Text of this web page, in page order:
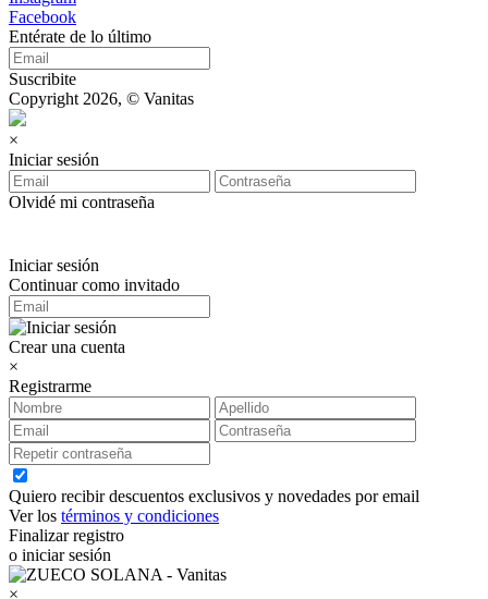
Facebook
Entérate de lo último
Suscribite
Copyright 2026, © Vanitas
×
Iniciar sesión
Olvidé mi contraseña
Iniciar sesión
Continuar como invitado
Crear una cuenta
×
Registrarme
Quiero recibir descuentos exclusivos y novedades por email
Ver los términos y condiciones
Finalizar registro
o iniciar sesión
×